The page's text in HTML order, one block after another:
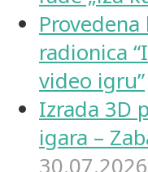
radionica
video igru”
Izrada 3D
igara –